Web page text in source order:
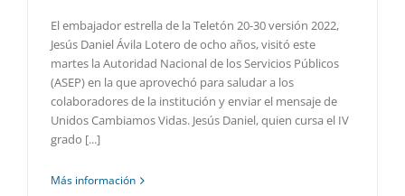
El embajador estrella de la Teletón 20-30 versión 2022,
Jesús Daniel Ávila Lotero de ocho años, visitó este
martes la Autoridad Nacional de los Servicios Públicos
(ASEP) en la que aprovechó para saludar a los
colaboradores de la institución y enviar el mensaje de
Unidos Cambiamos Vidas. Jesús Daniel, quien cursa el IV
grado [...]
Más información